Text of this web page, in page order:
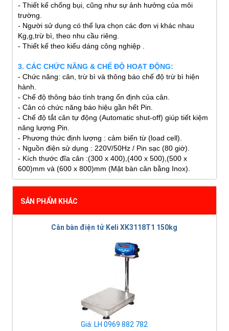
- Thiết kế chống bụi, cũng như sự ảnh hưởng của môi
trường.
- Người sử dụng có thể lựa chọn các đơn vị khác nhau
Kg,g,trừ bì, theo nhu cầu riêng.
- Thiết kế theo kiểu dáng công nghiệp .
3. CÁC CHỨC NĂNG & CHẾ ĐỘ HOẠT ĐỘNG:
- Chức năng: cân, trừ bì và thông báo chế độ trừ bì hiện
hành.
- Chế độ thông báo tình trạng ổn định của cân.
- Cân có chức năng báo hiệu gần hết Pin.
- Chế độ tắt cân tự động (Automatic shut-off) giúp tiết kiệm
năng lượng Pin.
- Phương thức định lượng : cảm biến từ (load cell).
- Nguồn điện sử dụng : 220V/50Hz / Pin sạc (80 giờ).
- Kích thước đĩa cân :(300 x 400),(400 x 500),(500 x
600)mm và (600 x 800)mm (Mặt bàn cân bằng Inox).
SẢN PHẨM KHÁC
Cân bàn điện tử Keli XK3118T1 150kg
Giá: LH 0969 882 782